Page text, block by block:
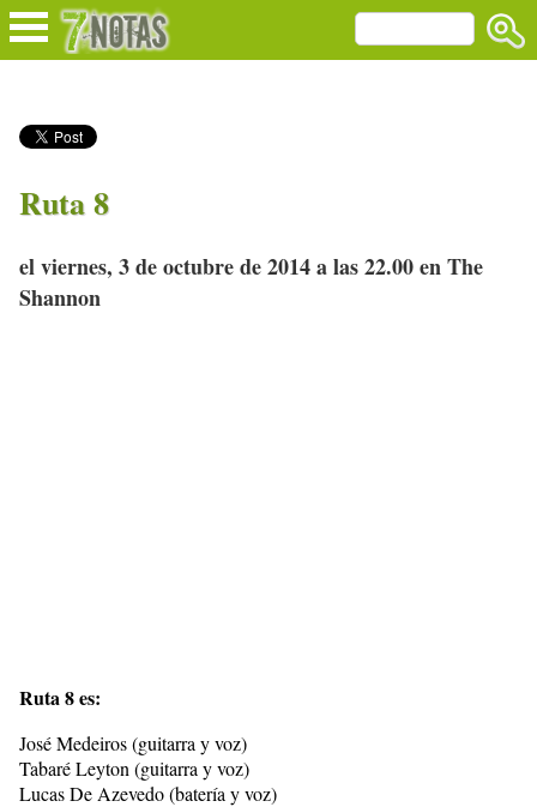
Ruta 8
el viernes, 3 de octubre de 2014 a las 22.00 en The
Shannon
Ruta 8 es:
José Medeiros (guitarra y voz)
Tabaré Leyton (guitarra y voz)
Lucas De Azevedo (batería y voz)